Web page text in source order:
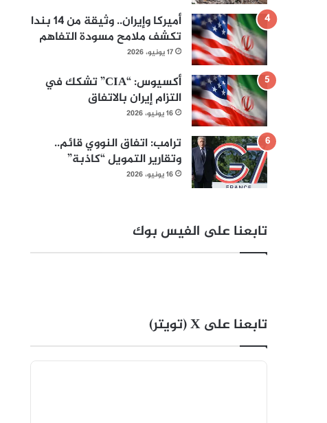
أميركا وإيران.. وثيقة من 14 بندا
تكشف ملامح مسودة التفاهم
17 يونيو، 2026
أكسيوس: “CIA” تشكك في
التزام إيران بالاتفاق
16 يونيو، 2026
ترامب: اتفاق النووي قائم..
وتقارير التمويل “كاذبة”
16 يونيو، 2026
تابعنا على الفيس بوك
تابعنا على X (تويتر)